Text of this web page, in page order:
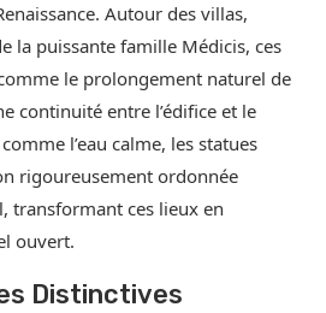
Autour des villas,
la puissante famille Médicis, ces
le prolongement naturel de
continuité entre l’édifice et le
l’eau calme, les statues
rigoureusement ordonnée
transformant ces lieux en
ouvert.
Distinctives